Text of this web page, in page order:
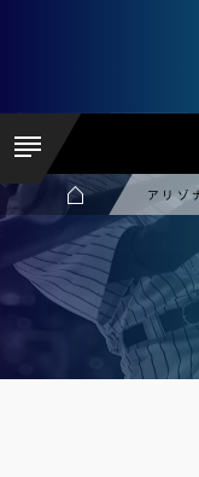
アリゾ